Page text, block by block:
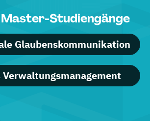
Studiengänge
Glaubenskommunikation